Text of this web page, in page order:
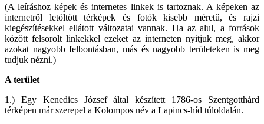
(A leíráshoz képek és internetes linkek is tartoznak. A képeken az
internetről letöltött térképek és fotók kisebb méretű, és rajzi
kiegészítésekkel ellátott változatai vannak. Ha az alul, a források
között felsorolt linkekkel ezeket az interneten nyitjuk meg, akkor
azokat nagyobb felbontásban, más és nagyobb területeken is meg
tudjuk nézni.)
A terület
1.) Egy Kenedics József által készített 1786-os Szentgotthárd
térképen már szerepel a Kolompos név a Lapincs-híd túloldalán.